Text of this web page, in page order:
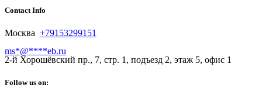
Contact Info
Москва +79153299151
ms*@****eb.ru
2-й Хорошёвский пр., 7, стр. 1, подъезд 2, этаж 5, офис 1
Follow us on: